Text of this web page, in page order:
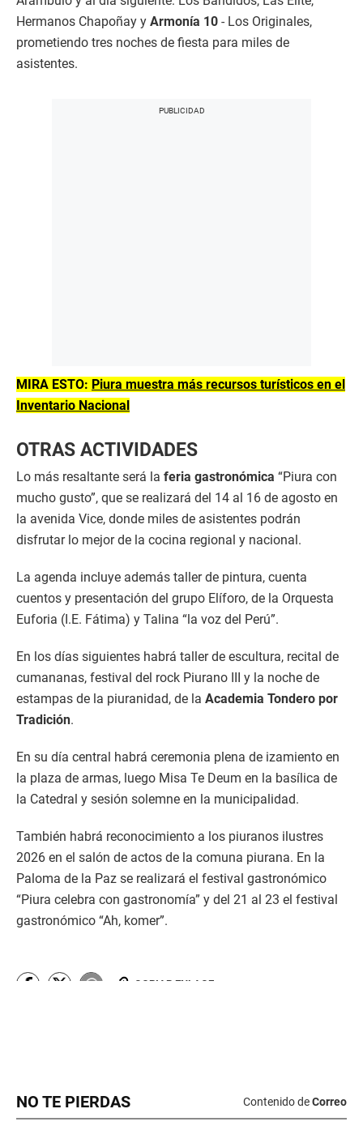
NO TE PIERDAS Contenido deCorreo